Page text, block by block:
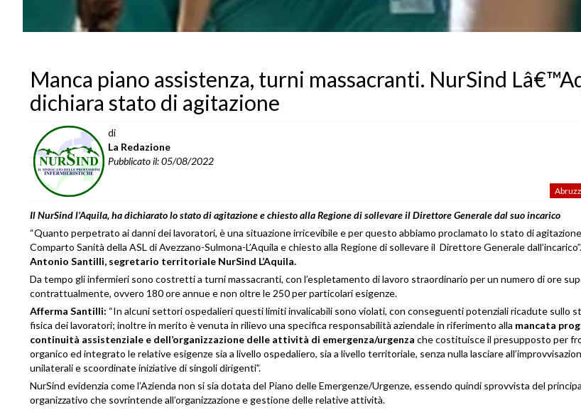
Manca piano assistenza, turni massacranti. NurSind
dichiara stato di agitazione
di
La Redazione
Pubblicato il: 05/08/2022
Il NurSind l’Aquila, ha dichiarato lo stato di agitazione e chiesto alla Regione di sollevare il Direttore Generale dal suo incarico
“Quanto perpetrato ai danni dei lavoratori, è una situazione irricevibile e per questo abbiamo proclamato lo stato di
Comparto Sanità della ASL di Avezzano-Sulmona-L’Aquila e chiesto alla Regione di sollevare il Direttore Generale dall’incarico”.
Antonio Santilli, segretario territoriale NurSind L’Aquila.
Da tempo gli infermieri sono costretti a turni massacranti, con l’espletamento di lavoro straordinario per un numero di ore
contrattualmente, ovvero 180 ore annue e non oltre le 250 per particolari esigenze.
Afferma Santilli: “In alcuni settori ospedalieri questi limiti invalicabili sono violati, con conseguenti potenziali ricadute sullo
fisica dei lavoratori; inoltre in merito è venuta in rilievo una specifica responsabilità aziendale in riferimento alla mancata
continuità assistenziale e dell’organizzazione delle attività di emergenza/urgenza che costituisce il presupposto per
organico ed integrato le relative esigenze sia a livello ospedaliero, sia a livello territoriale, senza nulla lasciare
unilaterali e scoordinate iniziative di singoli dirigenti”.
NurSind evidenzia come l’Azienda non si sia dotata del Piano delle Emergenze/Urgenze, essendo quindi sprovvista del
organizzativo che sovrintende all’organizzazione e gestione delle relative attività.